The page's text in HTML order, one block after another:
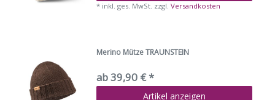
* inkl. ges. MwSt. zzgl.Versandkosten
Merino Mütze TRAUNSTEIN
ab 39,90 € *
Artikel anzeigen